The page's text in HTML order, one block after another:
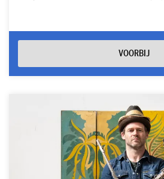
VOORBIJ